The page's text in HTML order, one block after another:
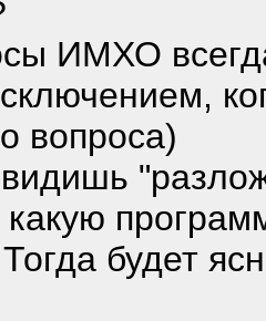
ИМХО
вопроса)
будет